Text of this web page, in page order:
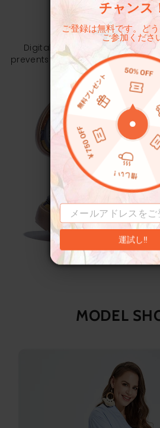
Long-lasting
Digital inkjet technology
prevents fading, letting vivid
juice up your
MODEL
チャンス
ご登録は無料です。ど
ご参加くださ
運試し‼